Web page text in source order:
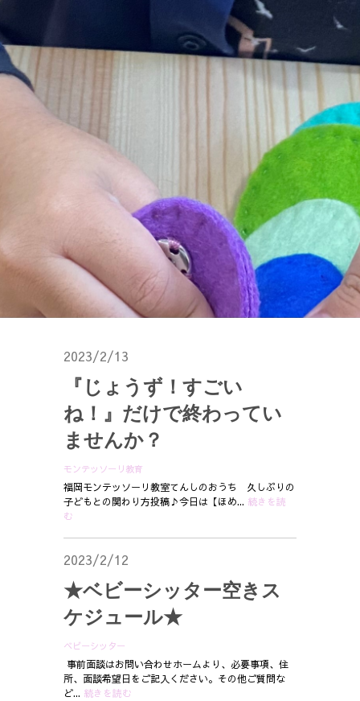
2023/2/13
『じょうず！すごい
ね！』だけで終わってい
ませんか？
モンテッソーリ教育
福岡モンテッソーリ教室てんしのおうち 久しぶりの
子どもとの関わり方投稿♪今日は【ほめ... 続きを読
む
2023/2/12
★ベビーシッター空きス
ケジュール★
ベビーシッター
事前面談はお問い合わせホームより、必要事項、住
所、面談希望日をご記入ください。その他ご質問な
ど... 続きを読む